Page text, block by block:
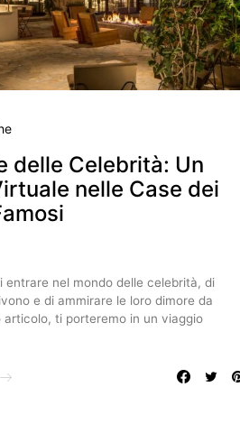
delle Celebrità: Un
nelle Case dei
entrare nel mondo delle celebrità, di
e di ammirare le loro dimore da
articolo, ti porteremo in un viaggio